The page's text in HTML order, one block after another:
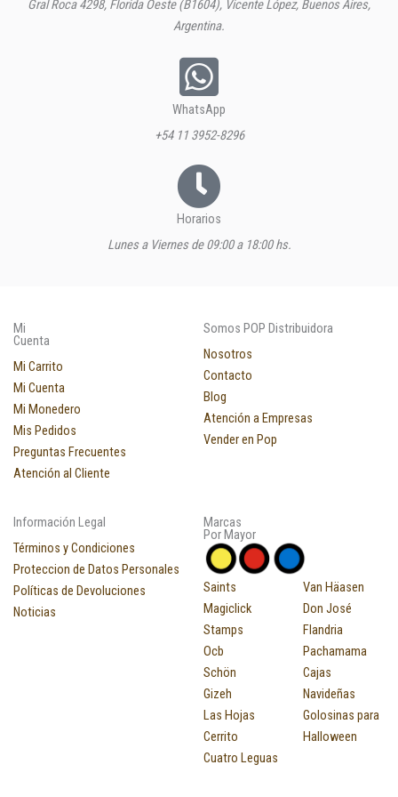
Gral Roca 4298, Florida Oeste (B1604), Vicente López, Buenos Aires,
Argentina.
WhatsApp
+54 11 3952-8296
Horarios
Lunes a Viernes de 09:00 a 18:00 hs.
Mi
Cuenta
Mi Carrito
Mi Cuenta
Mi Monedero
Mis Pedidos
Preguntas Frecuentes
Atención al Cliente
Somos POP Distribuidora
Nosotros
Contacto
Blog
Atención a Empresas
Vender en Pop
Información Legal
Términos y Condiciones
Proteccion de Datos Personales
Políticas de Devoluciones
Noticias
Marcas
Por Mayor
Saints
Magiclick
Stamps
Ocb
Schön
Gizeh
Las Hojas
Cerrito
Cuatro Leguas
Van Häasen
Don José
Flandria
Pachamama
Cajas
Navideñas
Golosinas para
Halloween